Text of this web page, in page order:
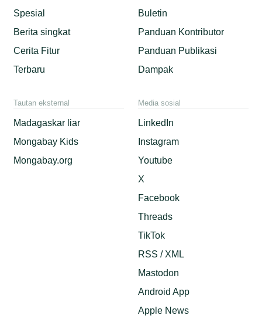
Spesial
Berita singkat
Cerita Fitur
Terbaru
Buletin
Panduan Kontributor
Panduan Publikasi
Dampak
Tautan eksternal
Madagaskar liar
Mongabay Kids
Mongabay.org
Media sosial
LinkedIn
Instagram
Youtube
X
Facebook
Threads
TikTok
RSS / XML
Mastodon
Android App
Apple News